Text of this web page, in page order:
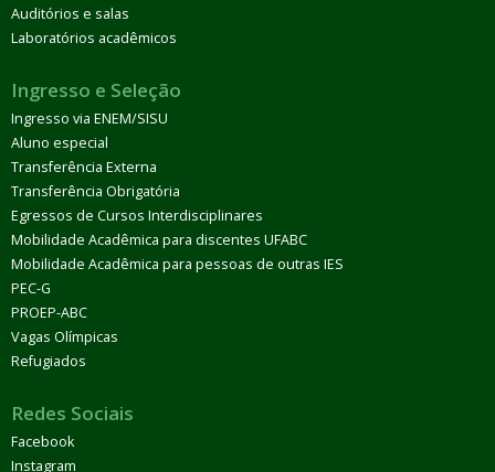
Auditórios e salas
Laboratórios acadêmicos
Ingresso e Seleção
Ingresso via ENEM/SISU
Aluno especial
Transferência Externa
Transferência Obrigatória
Egressos de Cursos Interdisciplinares
Mobilidade Acadêmica para discentes UFABC
Mobilidade Acadêmica para pessoas de outras IES
PEC-G
PROEP-ABC
Vagas Olímpicas
Refugiados
Redes Sociais
Facebook
Instagram